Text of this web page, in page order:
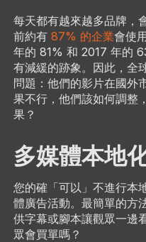
每天都有越來越多品牌，
前約有 87% 的企業會使
年的 81% 和 2017 年的
有減緩的跡象。因此，全
問題：他們的影片在國外
果不行，他們該如何調整
果？
多媒體本地
您的確「可以」不進行本
體廣告活動。最簡單的方
供字幕或腳本讓觀眾一邊
眾會買單嗎？